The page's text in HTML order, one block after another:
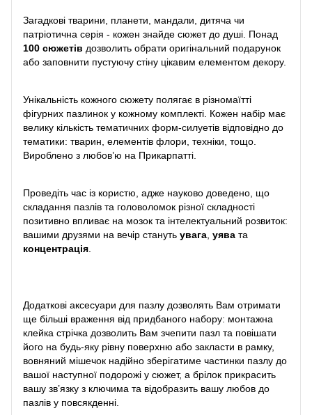
Загадкові тварини, планети, мандали, дитяча чи
патріотична серія - кожен знайде сюжет до душі. Понад
100 сюжетів дозволить обрати оригінальний подарунок
або заповнити пустуючу стіну цікавим елементом декору.
Унікальність кожного сюжету полягає в різномаїтті
фігурних пазлинок у кожному комплекті. Кожен набір має
велику кількість тематичних форм-силуетів відповідно до
тематики: тварин, елементів флори, техніки, тощо.
Вироблено з любов’ю на Прикарпатті.
Проведіть час із користю, адже науково доведено, що
складання пазлів та головоломок різної складності
позитивно впливає на мозок та інтелектуальний розвиток:
вашими друзями на вечір стануть увага уява та
концентрація
Додаткові аксесуари для пазлу дозволять Вам отримати
ще більші враження від придбаного набору: монтажна
клейка стрічка дозволить Вам зчепити пазл та повішати
його на будь-яку рівну поверхню або закласти в рамку,
вовняний мішечок надійно зберігатиме частинки пазлу до
вашої наступної подорожі у сюжет, а брілок прикрасить
вашу зв’язку з ключима та відобразить вашу любов до
пазлів у повсякденні.